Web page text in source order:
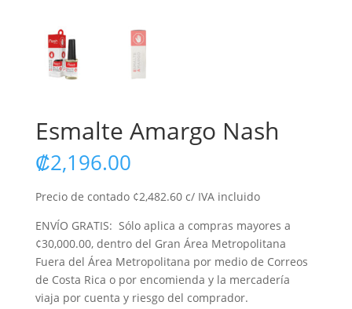
Esmalte Amargo Nash
₡2,196.00
Precio de contado ¢2,482.60 c/ IVA incluido
ENVÍO GRATIS: Sólo aplica a compras mayores a
¢30,000.00, dentro del Gran Área Metropolitana
Fuera del Área Metropolitana por medio de Correos
de Costa Rica o por encomienda y la mercadería
viaja por cuenta y riesgo del comprador.